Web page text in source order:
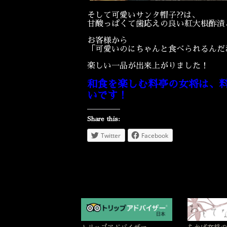
そして可愛いサンタ帽子??は、
甘酸っぱくて歯応えの良い紅大根酢
お客様から
「可愛いのにちゃんと食べられるん
楽しい一品が出来上がりました！
和食を楽しむ料亭の女将は、
いです！
Share this:
Twitter Facebook